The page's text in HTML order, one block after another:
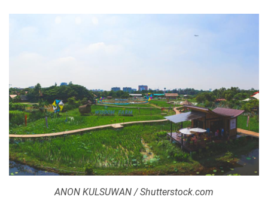
ANON KULSUWAN / Shutterstock.com